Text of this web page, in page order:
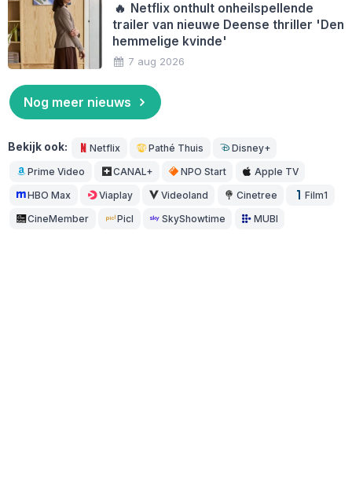
🔥 Netflix onthult onheilspellende
trailer van nieuwe Deense thriller 'Den
hemmelige kvinde'
7 aug 2026
Nog meer nieuws
Bekijk ook: Netflix Pathé Thuis Disney+
Prime Video CANAL+ NPO Start Apple TV
HBO Max Viaplay Videoland Cinetree Film1
CineMember Picl SkyShowtime MUBI